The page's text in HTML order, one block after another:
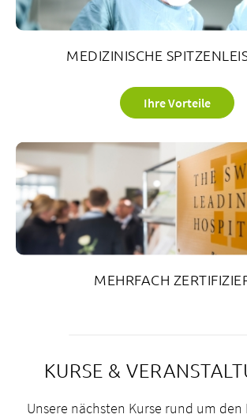
MEDIZINISCHE
Ihre Vorteile
MEHRFACH
KURSE &
Unsere nächsten Kurse rund um den